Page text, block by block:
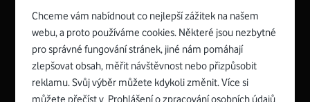
Zyxel VMG8623-T50B:
Rozměry modemu jsou 16 x 22 x 7,5 cm (včetně stojánku)
a nabízí 4 gigabitové LAN porty a bezdrátové připojení Wi-
Spojte se s Vodafonem
Chceme vám nabídnout co nejlepší zážitek na našem
webu, a proto používáme cookies. Některé jsou nezbytné
pro správné fungování stránek, jiné nám pomáhají
zlepšovat obsah, měřit návštěvnost nebo přizpůsobit
reklamu. Svůj výběr můžete kdykoli změnit. Více si
můžete přečíst v Prohlášení o zpracování osobních údajů